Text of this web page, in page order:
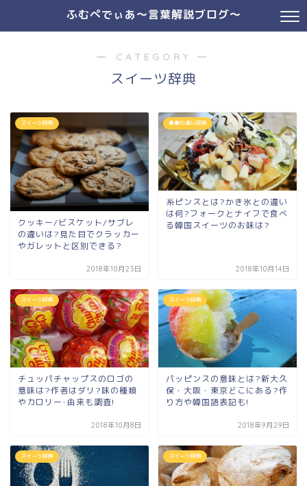
ふむぺでぃあ～言葉解説ブログ～
― CATEGORY ―
スイーツ辞典
スイーツ辞典
クッキー/ビスケット/サブレ
の違いは?見た目でクラッカー
やガレットと区別できる?
2018年10月23日
●●の違い辞典
糸ピンスとは?かき氷との違い
は何?フォークとナイフで食べ
る韓国スイーツのお味は?
2018年10月14日
スイーツ辞典
チュッパチャップスのロゴの
意味は?作者はダリ?味の種類
やカロリー･由来も調査!
2018年10月8日
スイーツ辞典
パッピンスの意味とは?新大久
保・大阪・東京どこにある?作
り方や韓国語表記も!
2018年9月29日
スイーツ辞典 スイーツ辞典